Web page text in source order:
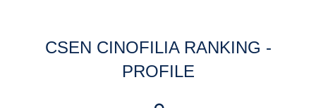
CSEN CINOFILIA RANKING -
PROFILE